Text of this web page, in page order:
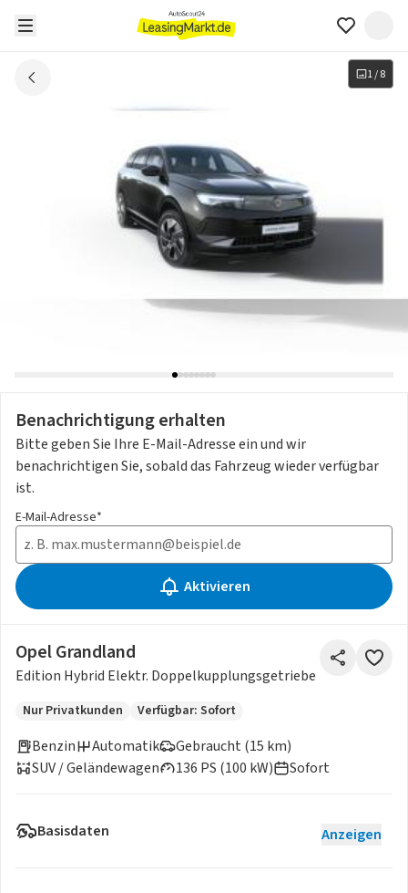
1/8
Benachrichtigung erhalten
Bitte geben Sie Ihre E-Mail-Adresse ein und wir
benachrichtigen Sie, sobald das Fahrzeug wieder verfügbar
ist.
E-Mail-Adresse*
Aktivieren
Opel Grandland
Edition Hybrid Elektr. Doppelkupplungsgetriebe
Nur Privatkunden Verfügbar: Sofort
Benzin
Gebraucht (15 km)
136 PS (100 kW)
Automatik
SUV / Geländewagen
Sofort
Basisdaten Anzeigen